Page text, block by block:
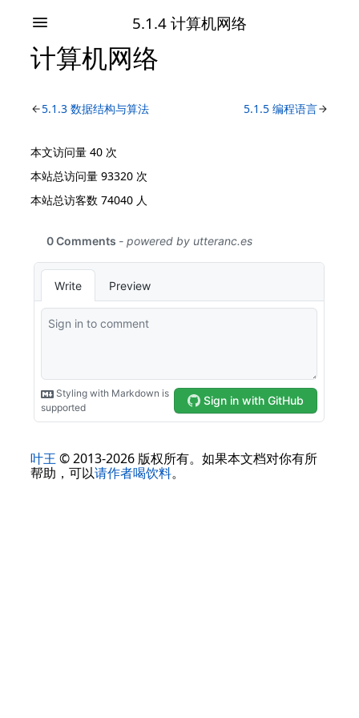
5.1.4 计算机网络
计算机网络
5.1.3 数据结构与算法 5.1.5 编程语言
本文访问量40 次
本站总访问量93320 次
本站总访客数74040 人
叶王 © 2013-2026 版权所有。如果本文档对你有所
帮助，可以请作者喝饮料。